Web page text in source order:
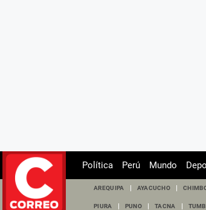
Política Perú Mundo
AREQUIPA AYACUCHO
PIURA PUNO TACNA